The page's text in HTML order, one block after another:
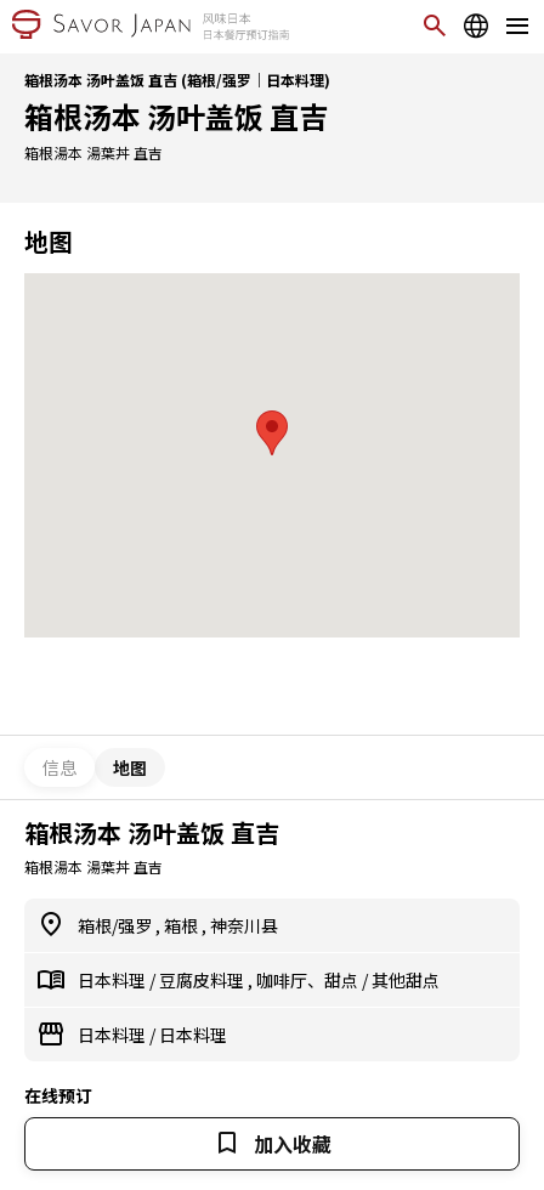
箱根汤本 汤叶盖饭 直吉 (箱根/强罗｜日本料理)
箱根汤本 汤叶盖饭 直吉
箱根湯本 湯葉丼 直吉
地图
信息 地图
箱根汤本 汤叶盖饭 直吉
箱根湯本 湯葉丼 直吉
箱根/强罗 , 箱根 , 神奈川县
日本料理 /豆腐皮料理 , 咖啡厅、甜点 /其他甜点
日本料理 / 日本料理
在线预订
加入收藏